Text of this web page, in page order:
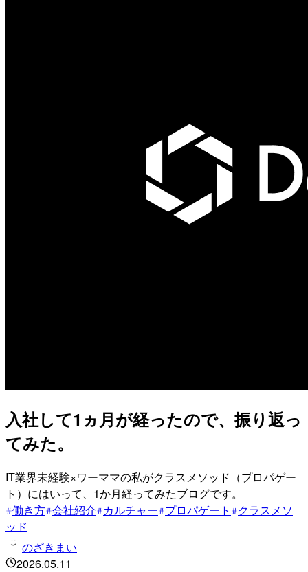
入社して1ヵ月が経ったので、振り返っ
てみた。
IT業界未経験×ワーママの私がクラスメソッド（プロパゲー
ト）にはいって、1か月経ってみたブログです。
働き方 会社紹介 カルチャー プロパゲート
クラスメソ
ッド
のざきまい
2026.05.11